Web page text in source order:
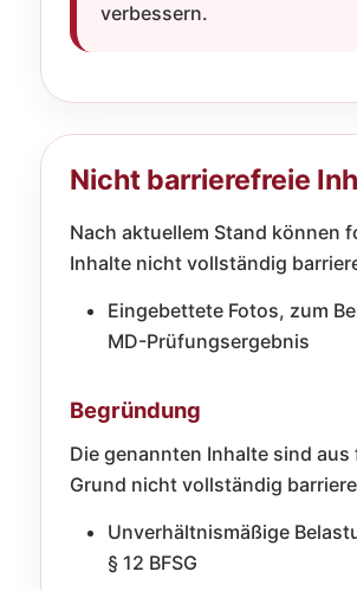
verbessern.
Nicht barrierefreie
Nach aktuellem Stand können
Inhalte nicht vollständig
Eingebettete Fotos, zum
MD-Prüfungsergebnis
Begründung
Die genannten Inhalte sind aus
Grund nicht vollständig
Unverhältnismäßige
§ 12 BFSG